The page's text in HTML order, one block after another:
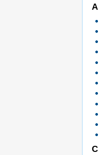
A
C